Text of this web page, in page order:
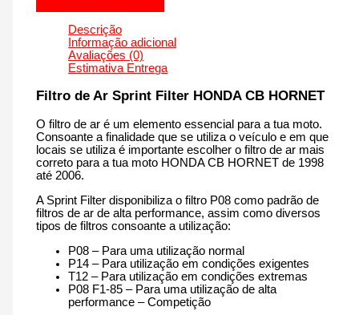
HORNET
CM14S
de
1998
2006
Descrição
Informação adicional
Avaliações (0)
Estimativa Entrega
Filtro de Ar Sprint Filter HONDA CB HORNET
O filtro de ar é um elemento essencial para a tua moto.
Consoante a finalidade que se utiliza o veículo e em que
locais se utiliza é importante escolher o filtro de ar mais
correto para a tua moto HONDA CB HORNET de 1998
até 2006.
A Sprint Filter disponibiliza o filtro P08 como padrão de
filtros de ar de alta performance, assim como diversos
tipos de filtros consoante a utilização:
P08 – Para uma utilização normal
P14 – Para utilização em condições exigentes
T12 – Para utilização em condições extremas
P08 F1-85 – Para uma utilização de alta
performance – Competição